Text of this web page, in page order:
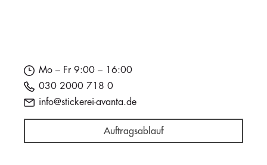
Mo – Fr 9:00 – 16:00
030 2000 718 0
info@stickerei-avanta.de
Auftragsablauf